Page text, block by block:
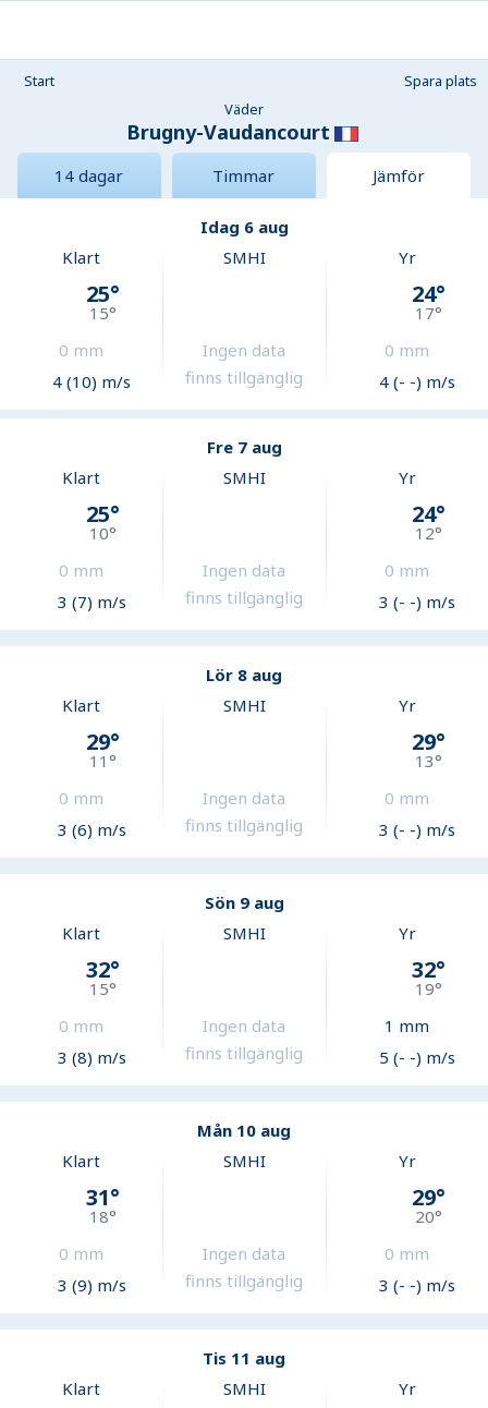
Start
Spara plats
Väder
Brugny-Vaudancourt
14 dagar Timmar Jämför
Idag 6 aug
Klart
25°
15°
0 mm
4 (10) m/s
SMHI
Ingen data
finns tillgänglig
Yr
24°
17°
0 mm
4 (- -) m/s
Fre 7 aug
Klart
25°
10°
0 mm
3 (7) m/s
SMHI
Ingen data
finns tillgänglig
Yr
24°
12°
0 mm
3 (- -) m/s
Lör 8 aug
Klart
29°
11°
0 mm
3 (6) m/s
SMHI
Ingen data
finns tillgänglig
Yr
29°
13°
0 mm
3 (- -) m/s
Sön 9 aug
Klart
32°
15°
0 mm
3 (8) m/s
SMHI
Ingen data
finns tillgänglig
Yr
32°
19°
1 mm
5 (- -) m/s
Mån 10 aug
Klart
31°
18°
0 mm
3 (9) m/s
SMHI
Ingen data
finns tillgänglig
Yr
29°
20°
0 mm
3 (- -) m/s
Tis 11 aug
Klart
SMHI Yr